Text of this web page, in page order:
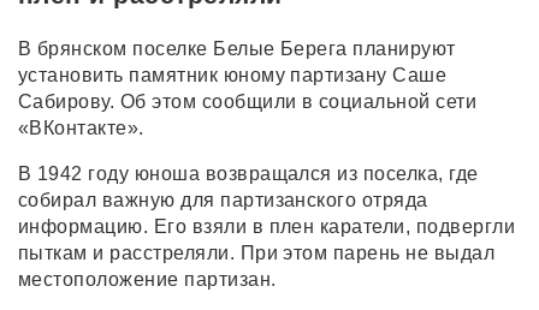
В брянском поселке Белые Берега планируют
установить памятник юному партизану Саше
Сабирову. Об этом сообщили в социальной сети
«ВКонтакте».
В 1942 году юноша возвращался из поселка, где
собирал важную для партизанского отряда
информацию. Его взяли в плен каратели, подвергли
пыткам и расстреляли. При этом парень не выдал
местоположение партизан.